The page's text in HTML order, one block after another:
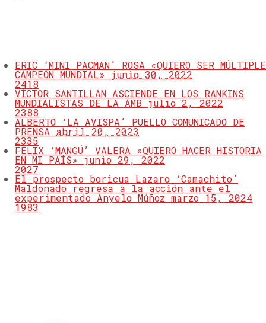
ERIC ‘MINI PACMAN’ ROSA «QUIERO SER MÚLTIPLE
CAMPEÓN MUNDIAL» junio 30, 2022
2418
VÍCTOR SANTILLAN ASCIENDE EN LOS RANKINS
MUNDIALISTAS DE LA AMB julio 2, 2022
2388
ALBERTO ‘LA AVISPA’ PUELLO COMUNICADO DE
PRENSA abril 20, 2023
2335
FÉLIX ‘MANGÚ’ VALERA «QUIERO HACER HISTORIA
EN MI PAÍS» junio 29, 2022
2027
El prospecto boricua Lazaro ‘Camachito’
Maldonado regresa a la acción ante el
experimentado Anyelo Múñoz marzo 15, 2024
1983